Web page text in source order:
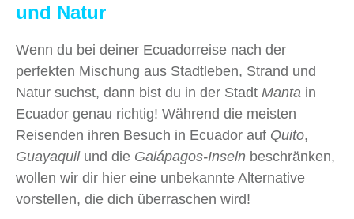
und Natur
Wenn du bei deiner Ecuadorreise nach der
perfekten Mischung aus Stadtleben, Strand und
Natur suchst, dann bist du in der Stadt Manta in
Ecuador genau richtig! Während die meisten
Reisenden ihren Besuch in Ecuador auf Quito,
Guayaquilund die Galápagos-Inseln beschränken,
wollen wir dir hier eine unbekannte Alternative
vorstellen, die dich überraschen wird!